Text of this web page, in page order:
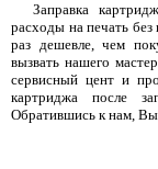
Заправка
расходы на печать без
раз дешевле, чем
вызвать нашего
сервисный цент и
картриджа после
Обратившись к нам, Вы